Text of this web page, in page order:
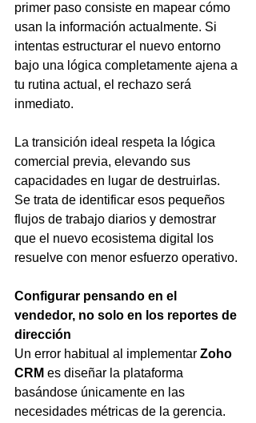
primer paso consiste en mapear cómo
usan la información actualmente. Si
intentas estructurar el nuevo entorno
bajo una lógica completamente ajena a
tu rutina actual, el rechazo será
inmediato.
La transición ideal respeta la lógica
comercial previa, elevando sus
capacidades en lugar de destruirlas.
Se trata de identificar esos pequeños
flujos de trabajo diarios y demostrar
que el nuevo ecosistema digital los
resuelve con menor esfuerzo operativo.
Configurar pensando en el
vendedor, no solo en los reportes de
dirección
Un error habitual al implementar Zoho
CRM es diseñar la plataforma
basándose únicamente en las
necesidades métricas de la gerencia.